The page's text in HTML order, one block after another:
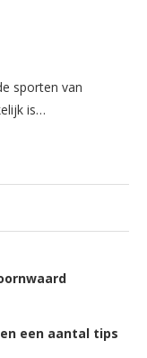
sporten van
is…
een aantal tips